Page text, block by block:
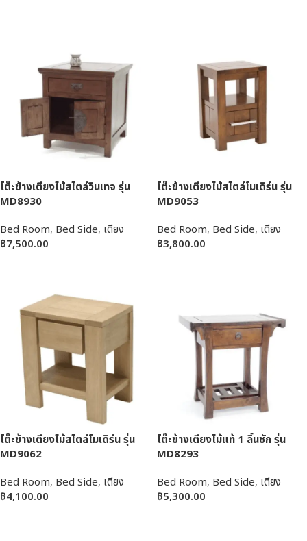
โต๊ะข้างเตียงไม้สไตล์วินเทจ รุ่น
MD8930
Bed Room, Bed Side, เตียง
฿7,500.00
โต๊ะข้างเตียงไม้สไตล์โมเดิร์น รุ่น
MD9053
Bed Room, Bed Side, เตียง
฿3,800.00
โต๊ะข้างเตียงไม้สไตล์โมเดิร์น รุ่น
MD9062
Bed Room, Bed Side, เตียง
฿4,100.00
โต๊ะข้างเตียงไม้แท้ 1 ลิ้นชัก รุ่น
MD8293
Bed Room, Bed Side, เตียง
฿5,300.00